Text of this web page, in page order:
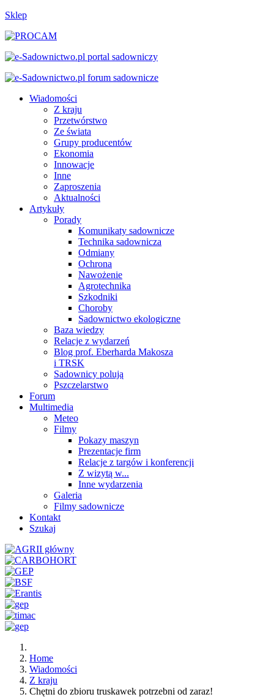
Sklep
Wiadomości
Z kraju
Przetwórstwo
Ze świata
Grupy producentów
Ekonomia
Innowacje
Inne
Zaproszenia
Aktualności
Artykuły
Porady
Komunikaty sadownicze
Technika sadownicza
Odmiany
Ochrona
Nawożenie
Agrotechnika
Szkodniki
Choroby
Sadownictwo ekologiczne
Baza wiedzy
Relacje z wydarzeń
Blog prof. Eberharda Makosza
i TRSK
Sadownicy polują
Pszczelarstwo
Forum
Multimedia
Meteo
Filmy
Pokazy maszyn
Prezentacje firm
Relacje z targów i konferencji
Z wizytą w...
Inne wydarzenia
Galeria
Filmy sadownicze
Kontakt
Szukaj
Home
Wiadomości
Z kraju
Chętni do zbioru truskawek potrzebni od zaraz!